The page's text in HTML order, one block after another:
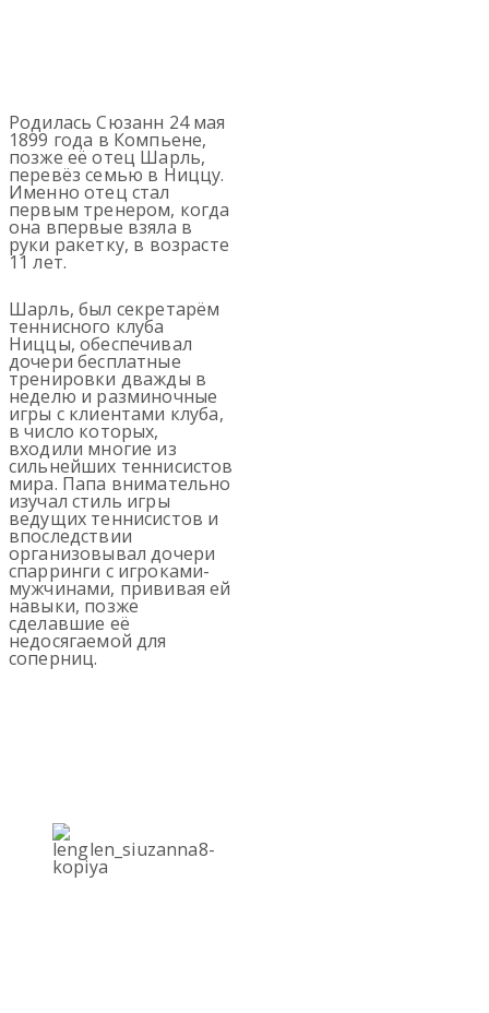
Родилась Сюзанн 24 мая
1899 года в Компьене,
позже её отец Шарль,
перевёз семью в Ниццу.
Именно отец стал
первым тренером, когда
она впервые взяла в
руки ракетку, в возрасте
11 лет.
Шарль, был секретарём
теннисного клуба
Ниццы, обеспечивал
дочери бесплатные
тренировки дважды в
неделю и разминочные
игры с клиентами клуба,
в число которых,
входили многие из
сильнейших теннисистов
мира. Папа внимательно
изучал стиль игры
ведущих теннисистов и
впоследствии
организовывал дочери
спарринги с игроками-
мужчинами, прививая ей
навыки, позже
сделавшие её
недосягаемой для
соперниц.